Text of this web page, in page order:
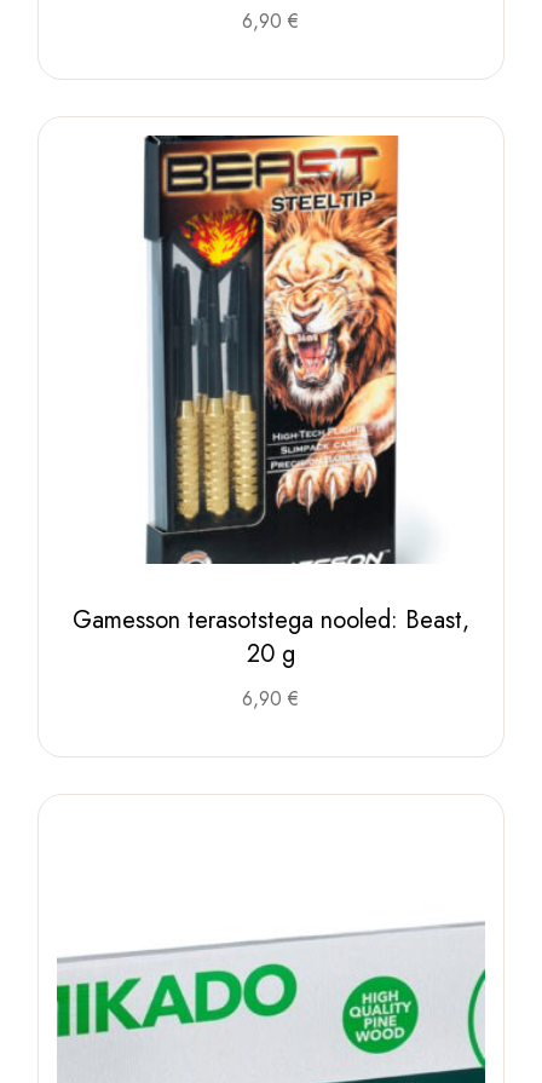
6,90€
Gamesson terasotstega nooled: Beast,
20 g
6,90€